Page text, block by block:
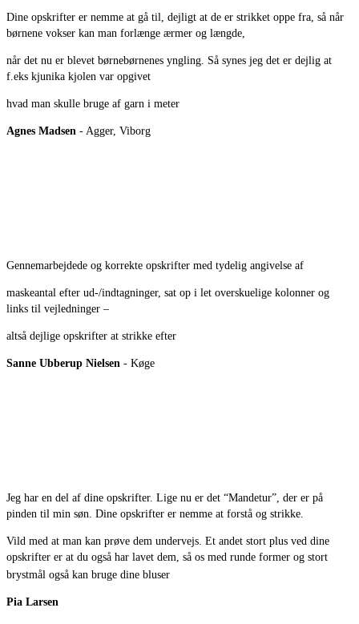
Dine opskrifter er nemme at gå til, dejligt at de er strikket oppe fra, så når
børnene vokser kan man forlænge ærmer og længde,
når det nu er blevet børnebørnenes yngling. Så synes jeg det er dejlig at
f.eks kjunika kjolen var opgivet
hvad man skulle bruge af garn i meter
Agnes Madsen - Agger, Viborg
Gennemarbejdede og korrekte opskrifter med tydelig angivelse af
maskeantal efter ud-/indtagninger, sat op i let overskuelige kolonner og
links til vejledninger –
altså dejlige opskrifter at strikke efter
Sanne Ubberup Nielsen - Køge
Jeg har en del af dine opskrifter. Lige nu er det “Mandetur”, der er på
pinden til min søn. Dine opskrifter er nemme at forstå og strikke.
Vild med at man kan prøve dem undervejs. Et andet stort plus ved dine
opskrifter er at du også har lavet dem, så os med runde former og stort
brystmål også kan bruge dine bluser
Pia Larsen